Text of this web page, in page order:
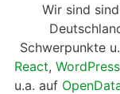
Wir sind
Schwerpunkte
React, WordPress
u.a. auf